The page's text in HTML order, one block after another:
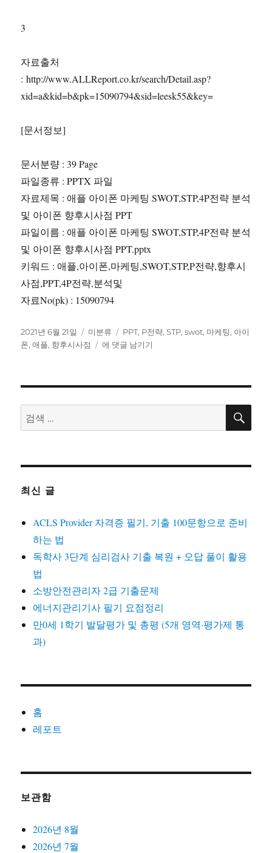
3
자료출처
: http://www.ALLReport.co.kr/search/Detail.asp?
xid=a&kid=b&pk=15090794&sid=leesk55&key=
[문서정보]
문서분량 : 39 Page
파일종류 : PPTX 파일
자료제목 : 애플 아이폰 마케팅 SWOT,STP,4P전략 분석
및 아이폰 향후시사점 PPT
파일이름 : 애플 아이폰 마케팅 SWOT,STP,4P전략 분석
및 아이폰 향후시사점 PPT.pptx
키워드 : 애플,아이폰,마케팅,SWOT,STP,P전략,향후시
사점,PPT,4P전략,분석및
자료No(pk) : 15090794
작
성
2021년 6월 21일
카
테
미분류
태
그
PPT, P전략,STP,swot, 마케팅, 아이
폰,애플, 향후시사점
애
마
팅
아
향
시
사
점
PPT
에 댓글 남기기
검
색:
검
최신 글
ACLS Provider 자격증 필기, 기출 100문항으로 준비
하는 법
독학사 3단계 심리검사 기출 복원 + 오답 풀이 활용
법
소방안전관리자 2급 기출문제
에너지관리기사 필기 요점정리
만0세 1학기 발달평가 및 총평 (5개 영역·평가제 통
과)
홈
레포트
보관함
2026년 8월
2026년 7월